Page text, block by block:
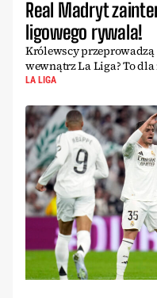
Real Madryt
ligowego rywala!
Królewscy
wewnątrz La Liga? To
LA LIGA